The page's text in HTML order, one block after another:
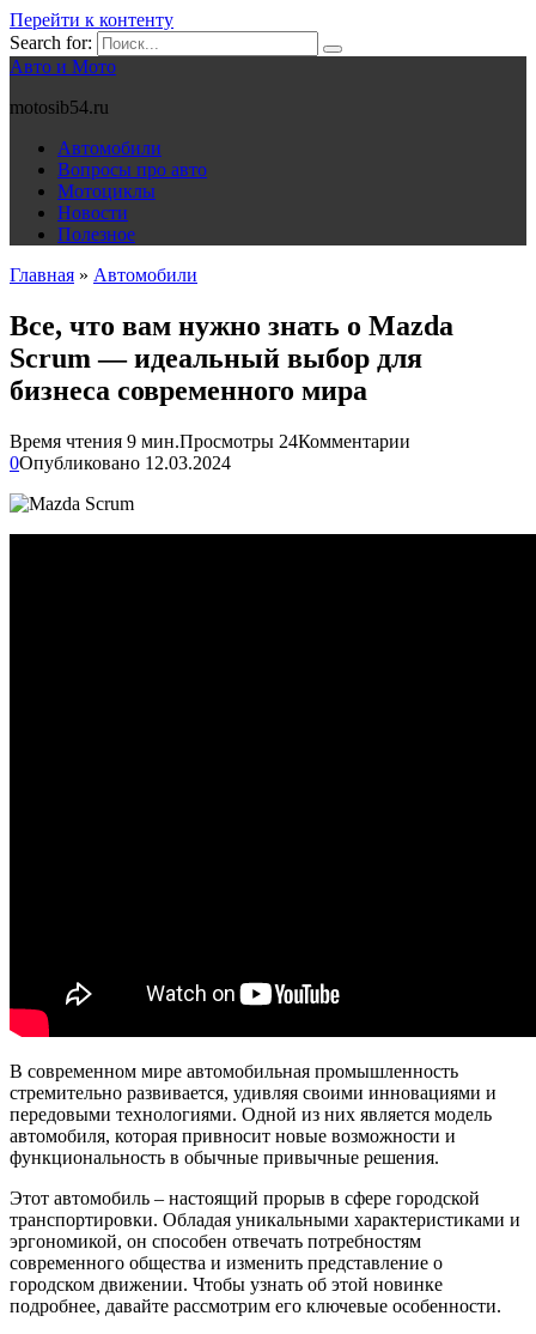
Перейти к контенту
Search for:
Авто и Мото
motosib54.ru
Автомобили
Вопросы про авто
Мотоциклы
Новости
Полезное
Главная » Автомобили
Все, что вам нужно знать о Mazda
Scrum — идеальный выбор для
бизнеса современного мира
Время чтения 9 мин.Просмотры 24Комментарии
0Опубликовано 12.03.2024
В современном мире автомобильная промышленность
стремительно развивается, удивляя своими инновациями и
передовыми технологиями. Одной из них является модель
автомобиля, которая привносит новые возможности и
функциональность в обычные привычные решения.
Этот автомобиль – настоящий прорыв в сфере городской
транспортировки. Обладая уникальными характеристиками и
эргономикой, он способен отвечать потребностям
современного общества и изменить представление о
городском движении. Чтобы узнать об этой новинке
подробнее, давайте рассмотрим его ключевые особенности.